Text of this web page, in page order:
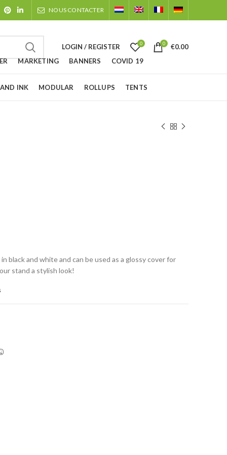
NOUS CONTACTER
LOGIN / REGISTER 0 0 €0.00
MARKETING BANNERS COVID 19
INK MODULAR ROLLUPS TENTS
black and white and can be used as a glossy cover for
stand a stylish look!